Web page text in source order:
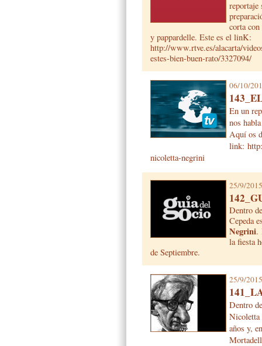
reportaje
corta
y pappardelle. Este es el linK:
http://www.rtve.es/alacarta/
estes-bien-buen-rato/3327094/
06/10/
En un
nos
Aquí os
link:
nicoletta-negrini
25/9/2015
Dentro
Cepeda
Negrini.
la fiesta
de Septiembre.
25/9/2015
Dentro
Nicoletta
años y,